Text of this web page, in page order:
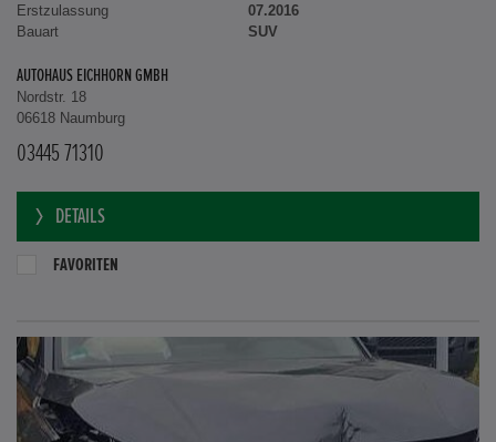
Erstzulassung
07.2016
Bauart
SUV
AUTOHAUS EICHHORN GMBH
Nordstr. 18
06618 Naumburg
03445 71310
DETAILS
FAVORITEN